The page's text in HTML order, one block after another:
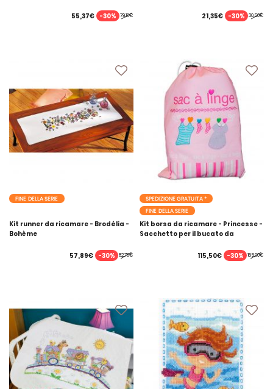
79,10€
55,37€ -30% 30,50€
21,35€ -30%
FINE DELLA SERIE
Kit runner da ricamare - Brodélia -
Bohème
82,70€
57,89€ -30%
SPEDIZIONE GRATUITA *
FINE DELLA SERIE
Kit borsa da ricamare - Princesse -
Sacchetto per il bucato da
165,00€
115,50€ -30%